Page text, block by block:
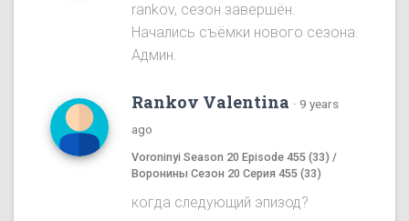
rankov, сезон завершён.
Начались съёмки нового сезона.
Админ.
Rankov Valentina · 9 years
ago
Voroninyi Season 20 Episode 455 (33) /
Воронины Сезон 20 Серия 455 (33)
когда следующий эпизод?